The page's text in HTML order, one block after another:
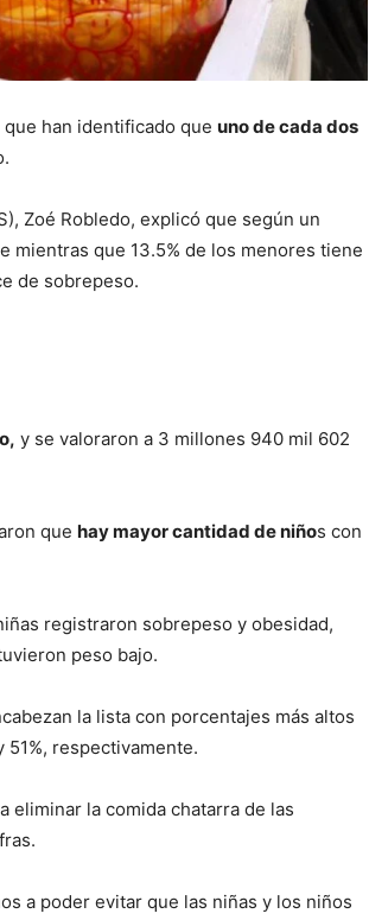
han identificado que uno de cada dos
Zoé Robledo, explicó que según un
mientras que 13.5% de los menores tiene
de sobrepeso.
y se valoraron a 3 millones 940 mil 602
que hay mayor cantidad de niños con
registraron sobrepeso y obesidad,
peso bajo.
la lista con porcentajes más altos
respectivamente.
eliminar la comida chatarra de las
a poder evitar que las niñas y los niños